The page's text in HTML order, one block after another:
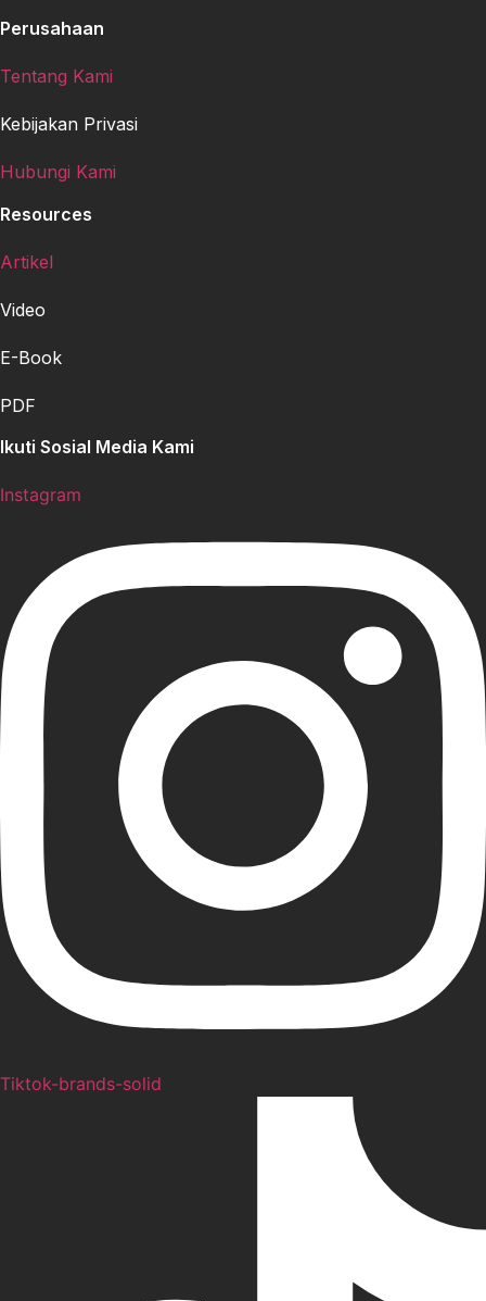
Perusahaan
Tentang Kami
Kebijakan Privasi
Hubungi Kami
Resources
Artikel
Video
E-Book
PDF
Ikuti Sosial Media Kami
Instagram
Tiktok-brands-solid